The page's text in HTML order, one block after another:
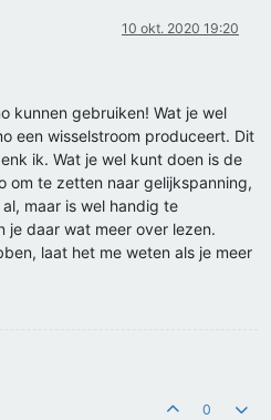
10 okt. 2020 19:20
kunnen gebruiken! Wat je wel
een wisselstroom produceert. Dit
ik. Wat je wel kunt doen is de
om te zetten naar gelijkspanning,
maar is wel handig te
je daar wat meer over lezen.
laat het me weten als je meer
0